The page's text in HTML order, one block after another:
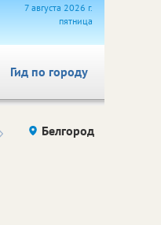
7 августа 2026 г.
пятница
Гид по городу
Здоровье компаний (на
правах
Белгород